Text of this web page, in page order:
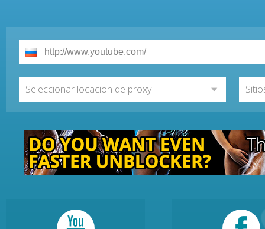
Seleccionar locacion de proxy